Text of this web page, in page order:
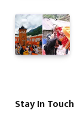
Stay In Touch